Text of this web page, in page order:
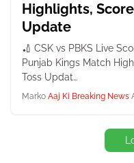
Highlights,
Update
🏏 CSK vs PBKS Live
Punjab Kings Match
Toss Updat…
Marko Aaj Ki Breaking News